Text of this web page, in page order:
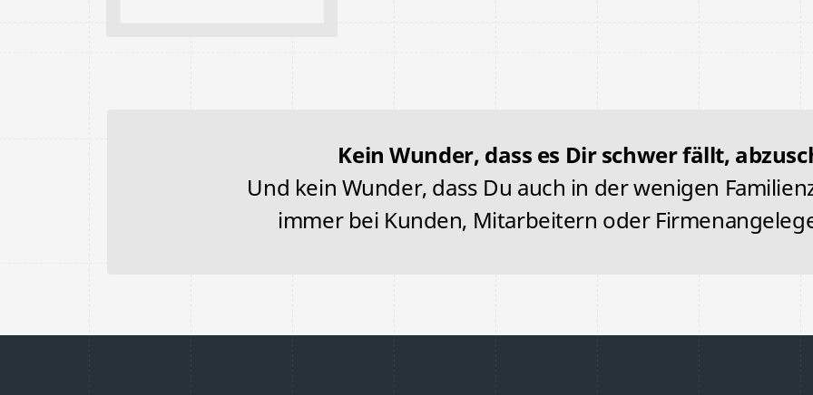
Kein Wunder, dass es Dir schwer fällt,
Und kein Wunder, dass Du auch in der wenigen
immer bei Kunden, Mitarbeitern oder